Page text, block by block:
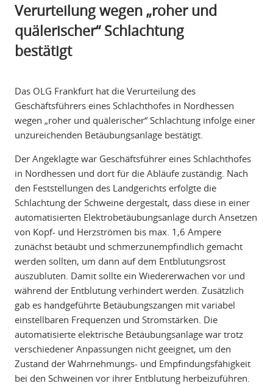
Verurteilung wegen „roher und
quälerischer“ Schlachtung
bestätigt
Das OLG Frankfurt hat die Verurteilung des
Geschäftsführers eines Schlachthofes in Nordhessen
wegen „roher und quälerischer“ Schlachtung infolge einer
unzureichenden Betäubungsanlage bestätigt.
Der Angeklagte war Geschäftsführer eines Schlachthofes
in Nordhessen und dort für die Abläufe zuständig. Nach
den Feststellungen des Landgerichts erfolgte die
Schlachtung der Schweine dergestalt, dass diese in einer
automatisierten Elektrobetäubungsanlage durch Ansetzen
von Kopf- und Herzströmen bis max. 1,6 Ampere
zunächst betäubt und schmerzunempfindlich gemacht
werden sollten, um dann auf dem Entblutungsrost
auszubluten. Damit sollte ein Wiedererwachen vor und
während der Entblutung verhindert werden. Zusätzlich
gab es handgeführte Betäubungszangen mit variabel
einstellbaren Frequenzen und Stromstärken. Die
automatisierte elektrische Betäubungsanlage war trotz
verschiedener Anpassungen nicht geeignet, um den
Zustand der Wahrnehmungs- und Empfindungsfähigkeit
bei den Schweinen vor ihrer Entblutung herbeizuführen.